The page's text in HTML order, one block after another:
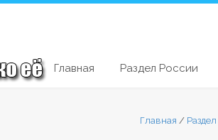
Главная Раздел России
Главная /